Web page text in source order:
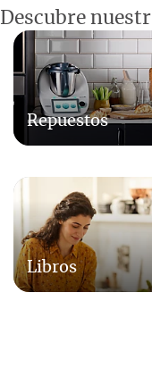
Descubre
Repuestos
Libros